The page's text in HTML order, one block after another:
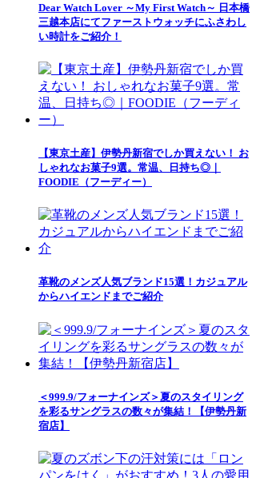
Dear Watch Lover ～My First Watch～ 日本橋
三越本店にてファーストウォッチにふさわし
い時計をご紹介！
【東京土産】伊勢丹新宿でしか買えない！ お
しゃれなお菓子9選。常温、日持ち◎｜
FOODIE（フーディー）
革靴のメンズ人気ブランド15選！カジュアル
からハイエンドまでご紹介
＜999.9/フォーナインズ＞夏のスタイリング
を彩るサングラスの数々が集結！【伊勢丹新
宿店】